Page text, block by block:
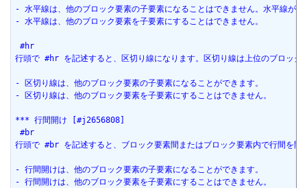
- 水平線は、他のブロック要素の子要素になることはできません。水平線が
- 水平線は、他のブロック要素を子要素にすることはできません。
#hr
行頭で #hr を記述すると、区切り線になります。区切り線は上位のブロック
- 区切り線は、他のブロック要素の子要素になることができます。
- 区切り線は、他のブロック要素を子要素にすることはできません。
*** 行間開け [#j2656808]
#br
行頭で #br を記述すると、ブロック要素間またはブロック要素内で行間を
- 行間開けは、他のブロック要素の子要素になることができます。
- 行間開けは、他のブロック要素を子要素にすることはできません。